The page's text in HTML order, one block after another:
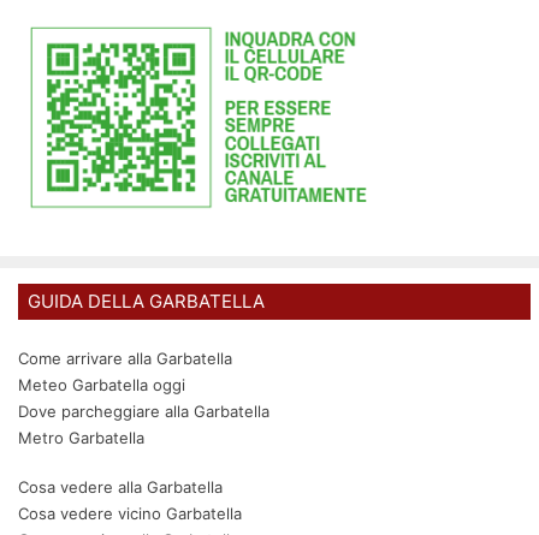
GUIDA DELLA GARBATELLA
Come arrivare alla Garbatella
Meteo Garbatella oggi
Dove parcheggiare alla Garbatella
Metro Garbatella
Cosa vedere alla Garbatella
Cosa vedere vicino Garbatella